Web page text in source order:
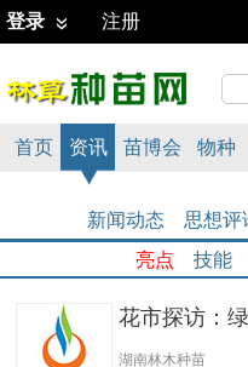
登录 注册
首页 资讯 苗博会 物种
新闻动态 思想评
亮点
技能
花市探访：
湖南林木种苗